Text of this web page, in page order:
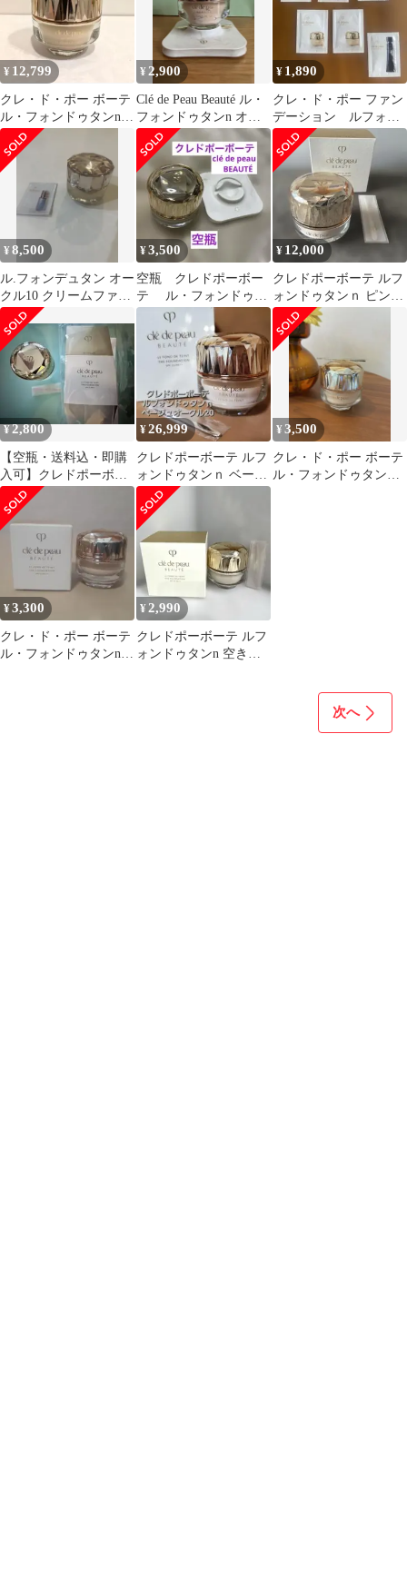
¥ 12,799
クレ・ド・ポー ボーテ
ル・フォンドゥタンn
オークル10
¥ 2,900
Clé de Peau Beauté ル・
フォンドゥタンn オー
クル10
¥ 1,890
クレ・ド・ポー ファン
デーション ルフォン
ドゥタンn ２個、他３
個と下地１個
¥8,500
ル.フォンデュタン オー
クル10 クリームファン
デーション こゆりち
ゃん様専用
¥3,500
空瓶 クレドポーボー
テ ル・フォンドゥタ
ンn オークル10
¥ 12,000
クレドポーボーテ ルフ
ォンドゥタンｎ ピンク
オークル10
¥2,800
【空瓶・送料込・即購
入可】クレドポーボー
テ ルフォンドゥタンn
オークル20空瓶
¥26,999
クレドポーボーテ ルフ
ォンドゥタンｎ ベージ
ュオークル20
¥3,500
クレ・ド・ポー ボーテ
ル・フォンドゥタンｎ
¥3,300
クレ・ド・ポー ボーテ
ル・フォンドゥタンn
¥2,990
クレドポーボーテ ルフ
ォンドゥタンn 空き瓶
次へ